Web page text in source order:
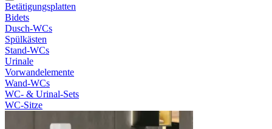
Betätigungsplatten
Bidets
Dusch-WCs
Spülkästen
Stand-WCs
Urinale
Vorwandelemente
Wand-WCs
WC- & Urinal-Sets
WC-Sitze